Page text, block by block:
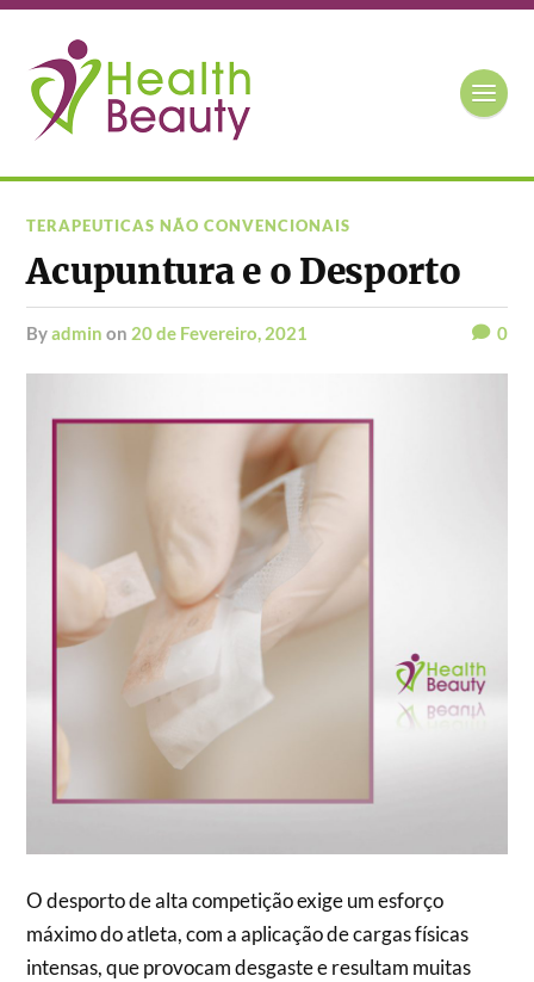
TERAPEUTICAS NÃO CONVENCIONAIS
Acupuntura e o Desporto
byadmin on 20 de Fevereiro, 2021 0
O desporto de alta competição exige um esforço
máximo do atleta, com a aplicação de cargas físicas
intensas, que provocam desgaste e resultam muitas